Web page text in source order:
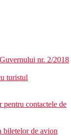
locali)
plaja.
nr. 2/2018
turistul
contactele de
biletelor de avion